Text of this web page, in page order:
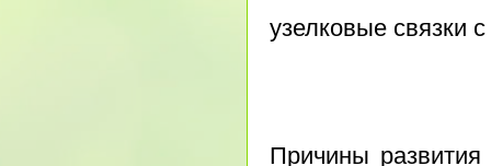
узелковые связки
Причины